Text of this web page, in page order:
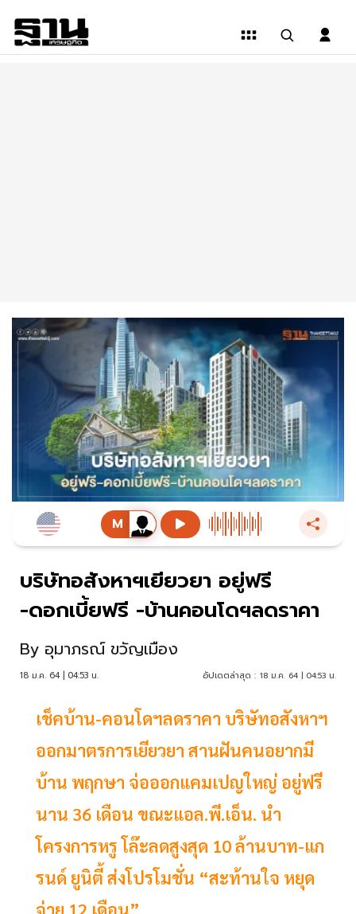
บริษัทอสังหาฯเยียวยา อยู่ฟรี
-ดอกเบี้ยฟรี -บ้านคอนโดฯลดราคา
By อุมาภรณ์ ขวัญเมือง
18 ม.ค. 64 | 04:53 น. อัปเดตล่าสุด : 18 ม.ค. 64 | 04:53 น.
เช็คบ้าน-คอนโดฯลดราคา บริษัทอสังหาฯ
ออกมาตรการเยียวยา สานฝันคนอยากมี
บ้าน พฤกษา จ่อออกแคมเปญใหญ่ อยู่ฟรี
นาน 36 เดือน ขณะแอล.พี.เอ็น. นำ
โครงการหรู โล๊ะลดสูงสุด 10 ล้านบาท-แก
รนด์ ยูนิตี้ ส่งโปรโมชั่น “สะท้านใจ หยุด
จ่าย 12 เดือน”